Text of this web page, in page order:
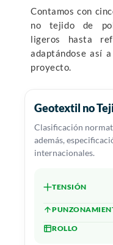
Contamos con
no tejido de
ligeros hasta
adaptándose así
proyecto.
Geotextil no
Clasificación
además,
internacionales.
TENSIÓN
ROLLO